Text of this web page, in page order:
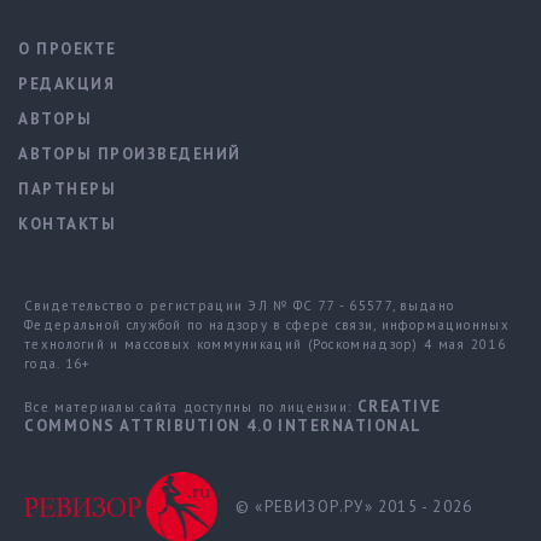
О ПРОЕКТЕ
РЕДАКЦИЯ
АВТОРЫ
АВТОРЫ ПРОИЗВЕДЕНИЙ
ПАРТНЕРЫ
КОНТАКТЫ
Свидетельство о регистрации ЭЛ № ФС 77 - 65577, выдано
Федеральной службой по надзору в сфере связи, информационных
технологий и массовых коммуникаций (Роскомнадзор) 4 мая 2016
года. 16+
Все материалы сайта доступны по лицензии: CREATIVE
COMMONS ATTRIBUTION 4.0 INTERNATIONAL
© «РЕВИЗОР.РУ» 2015 - 2026